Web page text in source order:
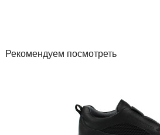
Рекомендуем посмотреть